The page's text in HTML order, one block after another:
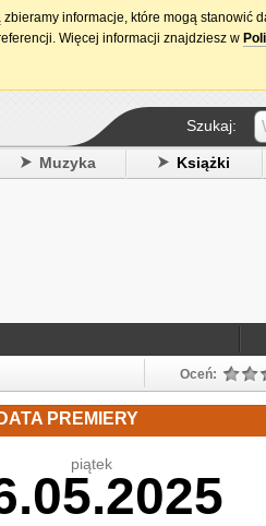
15. urodziny
Szukaj:
Muzyka Książki
Oceń:
DATA PREMIERY
piątek
informacje, które mogą stanowić
Więcej informacji znajdziesz w